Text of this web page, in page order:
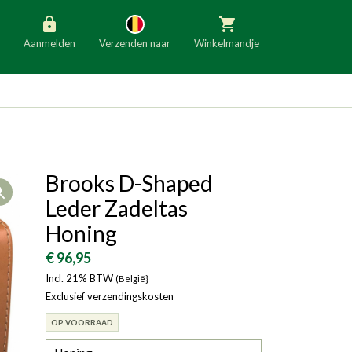
Aanmelden Verzenden naar
Slovenië Italië
Denemarken
Bulgarije
Winkelmandje
Open
Brooks D-Shaped
Leder Zadeltas
Honing
€ 96,95
Incl. 21% BTW (België}
Exclusief verzendingskosten
OP VOORRAAD